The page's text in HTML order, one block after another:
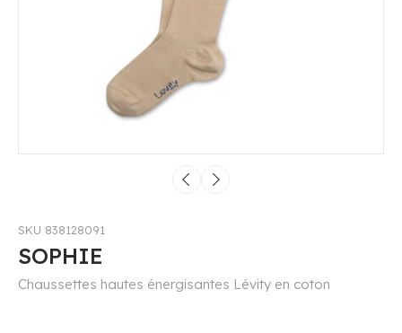
SKU 838128091
SOPHIE
Chaussettes hautes énergisantes Lévity en coton